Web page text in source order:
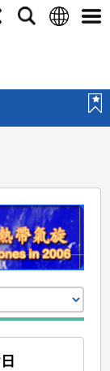
搜
语
选